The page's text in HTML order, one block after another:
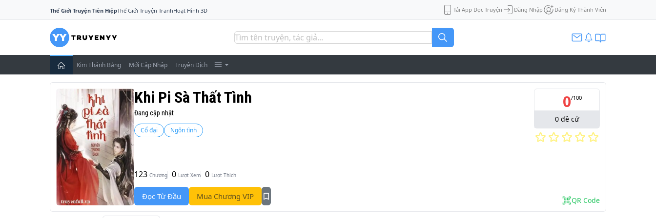
Thế Giới Truyện Tiên HiệpThế Giới Truyện TranhHoạt Hình 3D Tải App Đọc Truyện Đăng Nhập Đăng Ký Thành Viên
Kim Thánh Bảng Mới Cập Nhập Truyện Dịch
Khi Pi Sà Thất Tình
Đang cập nhật
Cổ đại Ngôn tình
123 Chương 0 Lượt Xem 0 Lượt Thích
Đọc Từ Đầu Mua Chương VIP
0/100
0 đề cử
QR Code